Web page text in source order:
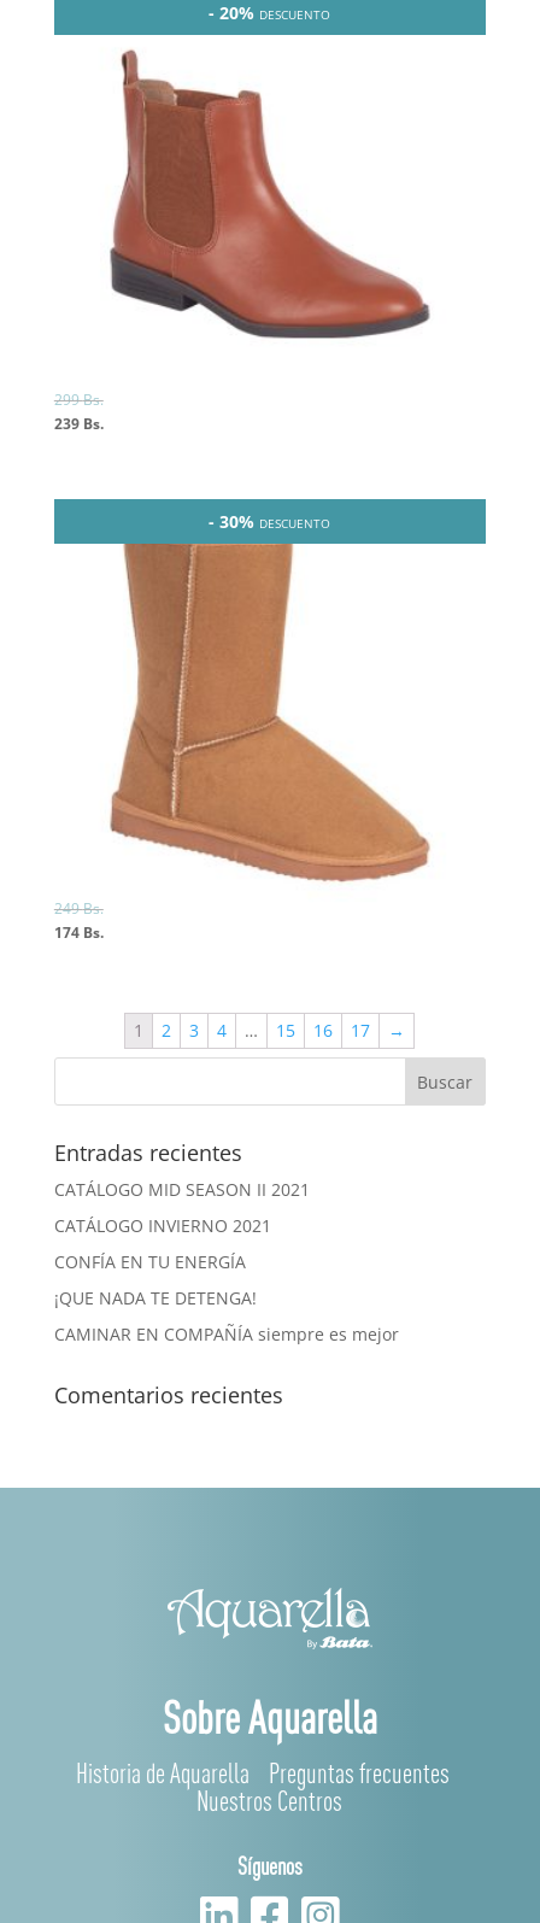
- 20% DESCUENTO
299Bs.
239 Bs.
- 30% DESCUENTO
249Bs.
174 Bs.
1 2 3 4 … 15 16 17 →
Entradas recientes
CATÁLOGO MID SEASON II 2021
CATÁLOGO INVIERNO 2021
CONFÍA EN TU ENERGÍA
¡QUE NADA TE DETENGA!
CAMINAR EN COMPAÑÍA siempre es mejor
Comentarios recientes
Sobre Aquarella
Historia de Aquarella
Preguntas frecuentes
Nuestros Centros
Síguenos